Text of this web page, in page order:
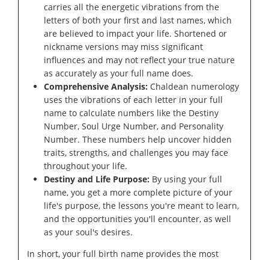
carries all the energetic vibrations from the
letters of both your first and last names, which
are believed to impact your life. Shortened or
nickname versions may miss significant
influences and may not reflect your true nature
as accurately as your full name does.
Comprehensive Analysis: Chaldean numerology
uses the vibrations of each letter in your full
name to calculate numbers like the Destiny
Number, Soul Urge Number, and Personality
Number. These numbers help uncover hidden
traits, strengths, and challenges you may face
throughout your life.
Destiny and Life Purpose: By using your full
name, you get a more complete picture of your
life's purpose, the lessons you're meant to learn,
and the opportunities you'll encounter, as well
as your soul's desires.
In short, your full birth name provides the most